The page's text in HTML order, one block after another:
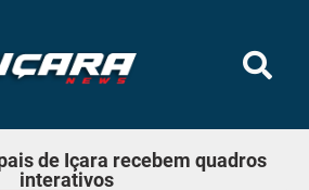
de Içara recebem quadros
interativos